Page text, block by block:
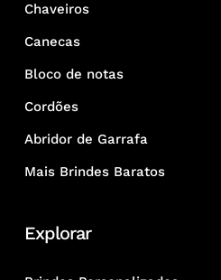
Chaveiros
Canecas
Bloco de notas
Cordões
Abridor de Garrafa
Mais Brindes Baratos
Explorar